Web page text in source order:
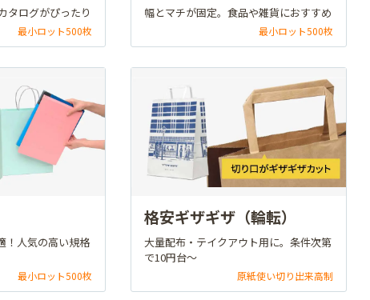
タログがぴったり
最小ロット500枚
幅とマチが固定。食品や雑貨におすすめ
最小ロット500枚
！人気の高い規格
最小ロット500枚
格安ギザギザ（輪転）
大量配布・テイクアウト用に。条件次第
で10円台～
原紙使い切り出来高制